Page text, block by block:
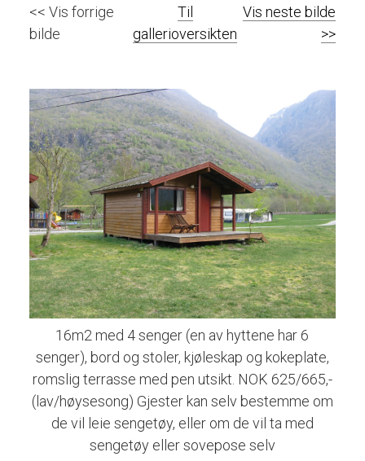
<< Vis forrige
bilde
Til
gallerioversikten
Vis neste bilde
>>
16m2 med 4 senger (en av hyttene har 6
senger), bord og stoler, kjøleskap og kokeplate,
romslig terrasse med pen utsikt. NOK 625/665,-
(lav/høysesong) Gjester kan selv bestemme om
de vil leie sengetøy, eller om de vil ta med
sengetøy eller sovepose selv